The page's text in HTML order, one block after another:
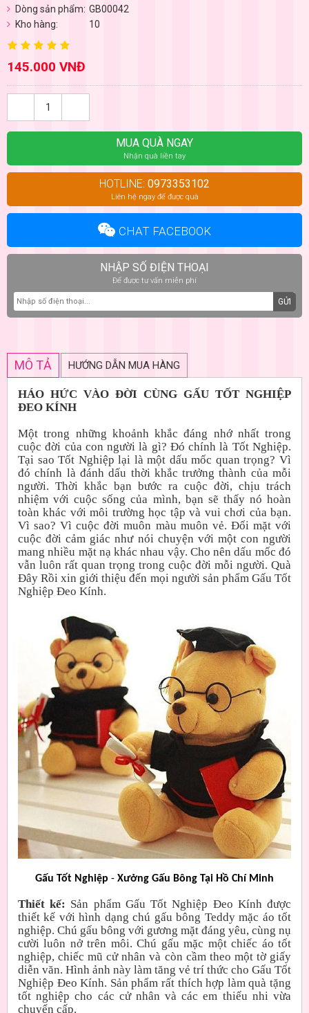
Dòng sản phẩm: GB00042
Kho hàng:
10
145.000 VNĐ
MUA QUÀ NGAY
Nhận quà liền tay
HOTLINE: 0973353102
Liên hệ ngay để được quà
CHAT FACEBOOK
NHẬP SỐ ĐIỆN THOẠI
Để được tư vấn miễn phí
GỬI
MÔ TẢ HƯỚNG DẪN MUA HÀNG
HÁO HỨC VÀO ĐỜI CÙNG GẤU TỐT NGHIỆP
ĐEO KÍNH
Một trong những khoảnh khắc đáng nhớ nhất trong
cuộc đời của con người là gì? Đó chính là Tốt Nghiệp.
Tại sao Tốt Nghiệp lại là một dấu mốc quan trọng? Vì
đó chính là đánh dấu thời khắc trưởng thành của mỗi
người. Thời khắc bạn bước ra cuộc đời, chịu trách
nhiệm với cuộc sống của mình, bạn sẽ thấy nó hoàn
toàn khác với môi trường học tập và vui chơi của bạn.
Vì sao? Vì cuộc đời muôn màu muôn vẻ. Đối mặt với
cuộc đời cảm giác như nói chuyện với một con người
mang nhiều mặt nạ khác nhau vậy. Cho nên dấu mốc đó
vẫn luôn rất quan trọng trong cuộc đời mỗi người. Quà
Đây Rồi xin giới thiệu đến mọi người sản phẩm Gấu Tốt
Nghiệp Đeo Kính.
Gấu Tốt Nghiệp - Xưởng Gấu Bông Tại Hồ Chí Minh
Thiết kế: Sản phẩm Gấu Tốt Nghiệp Đeo Kính được
thiết kế với hình dạng chú gấu bông Teddy mặc áo tốt
nghiệp. Chú gấu bông với gương mặt đáng yêu, cùng nụ
cười luôn nở trên môi. Chú gấu mặc một chiếc áo tốt
nghiệp, chiếc mũ cử nhân và còn cầm theo một tờ giấy
diễn văn. Hình ảnh này làm tăng vẻ trí thức cho Gấu Tốt
Nghiệp Đeo Kính. Sản phẩm rất thích hợp làm quà tặng
tốt nghiệp cho các cử nhân và các em thiếu nhi vừa
chuyển cấp.